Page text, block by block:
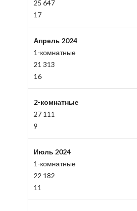
25 647
17
Апрель 2024
1-комнатные
21 313
16
2-комнатные
27 111
9
Июль 2024
1-комнатные
22 182
11